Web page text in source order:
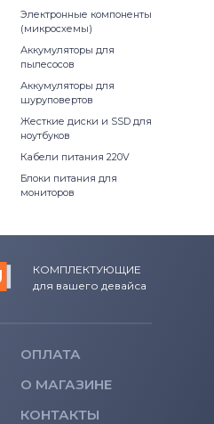
Электронные компоненты
(микросхемы)
Аккумуляторы для
пылесосов
Аккумуляторы для
шуруповертов
Жесткие диски и SSD для
ноутбуков
Кабели питания 220V
Блоки питания для
мониторов
КОМПЛЕКТУЮЩИЕ
для вашего девайса
ОПЛАТА
О МАГАЗИНЕ
КОНТАКТЫ